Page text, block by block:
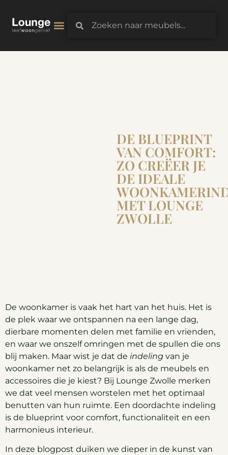
DE BLUEPRINT
VAN COMFORT:
ZO CREËER JE
DE IDEALE
MET LOUNGE
ZWOLLE
De woonkamer is vaak het hart van het huis. Het is
de plek waar we ontspannen na een lange dag,
dierbare momenten delen met familie en vrienden,
en waar we onszelf omringen met de spullen die ons
blij maken. Maar wist je dat de indeling van je
woonkamer net zo belangrijk is als de meubels en
accessoires die je kiest? Bij Lounge Zwolle merken
we dat veel mensen worstelen met het optimaal
benutten van hun ruimte. Een doordachte indeling
is de blueprint voor comfort, functionaliteit en een
harmonieus interieur.
In deze blogpost duiken we dieper in de kunst van